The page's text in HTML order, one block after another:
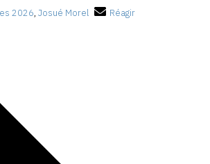
2026, Josué Morel Réagir